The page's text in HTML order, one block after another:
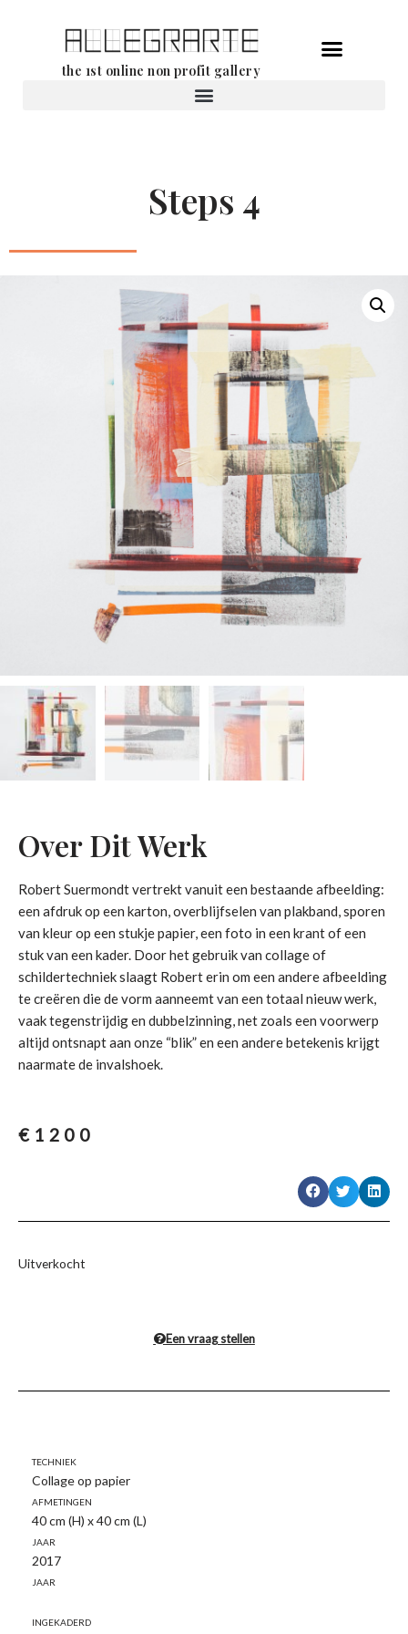
the 1st online non profit gallery
Steps 4
Over Dit Werk
Robert Suermondt vertrekt vanuit een bestaande afbeelding:
een afdruk op een karton, overblijfselen van plakband, sporen
van kleur op een stukje papier, een foto in een krant of een
stuk van een kader. Door het gebruik van collage of
schildertechniek slaagt Robert erin om een andere afbeelding
te creëren die de vorm aanneemt van een totaal nieuw werk,
vaak tegenstrijdig en dubbelzinning, net zoals een voorwerp
altijd ontsnapt aan onze “blik” en een andere betekenis krijgt
naarmate de invalshoek.
€ 1200
Uitverkocht
Een vraag stellen
Techniek
Collage op papier
Afmetingen
40 cm (H) x 40 cm (L)
Jaar
2017
Jaar
Ingekaderd